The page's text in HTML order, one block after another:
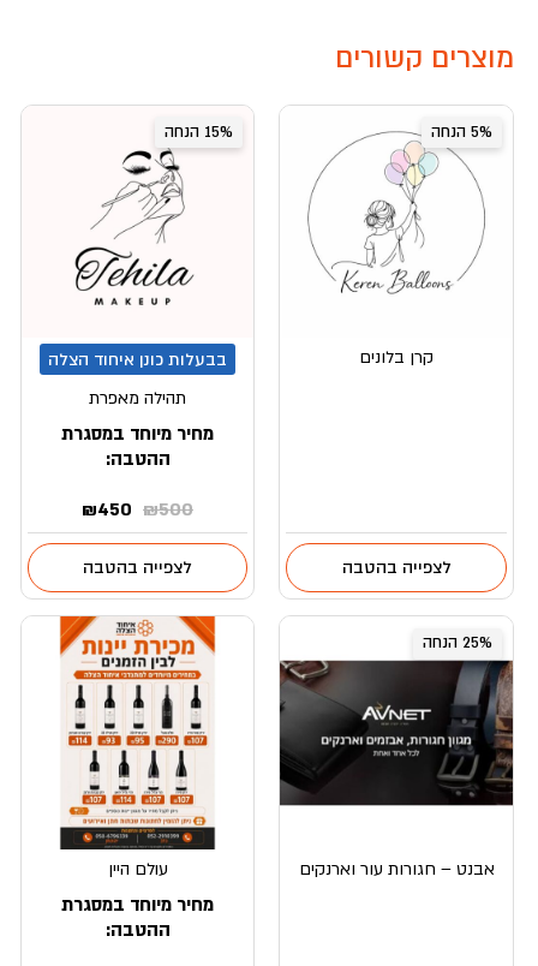
מוצרים קשורים
5% הנחה
קרן בלונים
לצפייה בהטבה
15% הנחה
בבעלות כונן איחוד הצלה
תהילה מאפרת
מחיר מיוחד במסגרת
ההטבה:
₪500
המחיר
המקורי
היה:
₪450
הנוכחי
₪450.
לצפייה בהטבה
25% הנחה
אבנט – חגורות עור וארנקים עולם היין
מחיר מיוחד במסגרת
ההטבה: